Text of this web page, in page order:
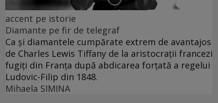
accent pe istorie
Diamante pe fir de telegraf
Ca și diamantele cumpărate extrem de avantajos
de Charles Lewis Tiffany de la aristocrații francezi
fugiți din Franța după abdicarea forțată a regelui
Ludovic-Filip din 1848.
Mihaela SIMINA